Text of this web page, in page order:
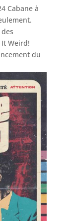
Cabane à
It Weird!
du